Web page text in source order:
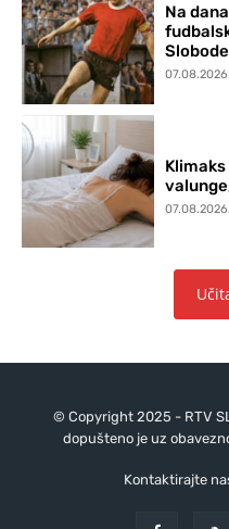
Na
Slobode
© Copyright 2025 - RTV
dopušteno je uz
Kontaktirajte